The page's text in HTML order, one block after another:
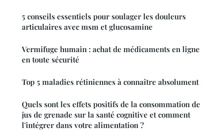
5 conseils essentiels pour soulager les douleurs
articulaires avec msm et glucosamine
Vermifuge humain : achat de médicaments en ligne
en toute sécurité
Top 5 maladies rétiniennes à connaître absolument
Quels sont les effets positifs de la consommation de
jus de grenade sur la santé cognitive et comment
l'intégrer dans votre alimentation ?